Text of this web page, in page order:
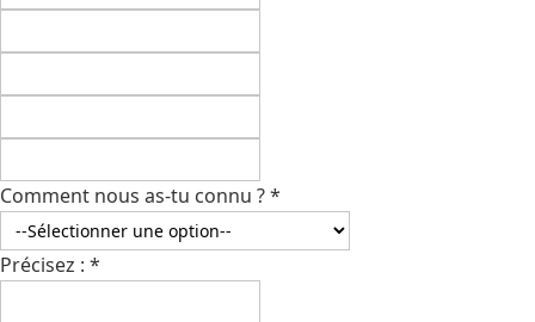
Comment nous as-tu connu ?*
Précisez : *